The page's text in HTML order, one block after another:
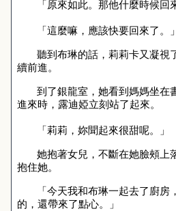
「原來如此。那他什麼時候回
「這麼嘛，應該快要回來了。」
聽到布琳的話，莉莉卡又凝視
續前進。
到了銀龍室，她看到媽媽坐在
進來時，露迪婭立刻站了起來。
「莉莉，妳聞起來很甜呢。」
她抱著女兒，不斷在她臉頰上
抱住她。
「今天我和布琳一起去了廚
的，還帶來了點心。」